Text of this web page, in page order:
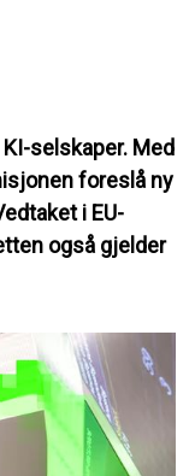
selskaper. Med
foreslå ny
i EU-
også gjelder